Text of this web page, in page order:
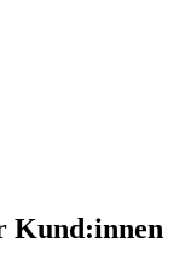
Kund:innen